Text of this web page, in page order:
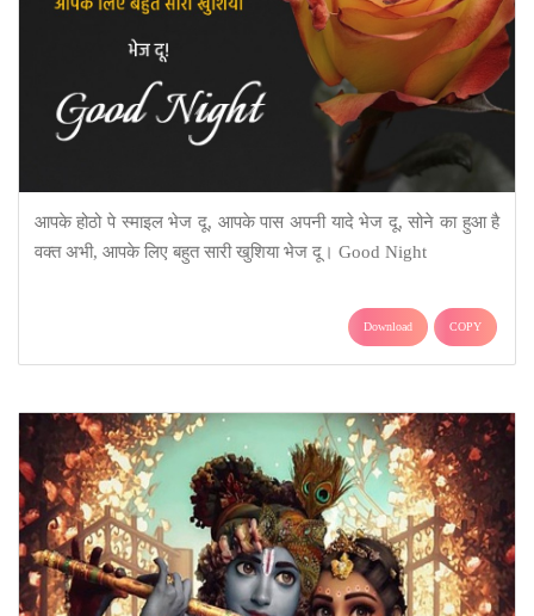
आपके होठो पे स्माइल भेज दू, आपके पास अपनी यादे भेज दू, सोने का हुआ है
वक्त अभी, आपके लिए बहुत सारी खुशिया भेज दू। Good Night
Download COPY